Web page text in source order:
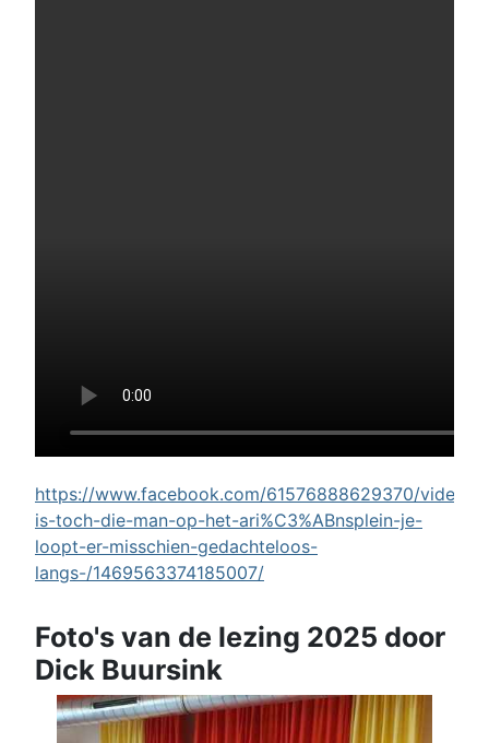
https://www.facebook.com/61576888629370/videos/
is-toch-die-man-op-het-ari%C3%ABnsplein-je-
loopt-er-misschien-gedachteloos-
langs-/1469563374185007/
Foto's van de lezing 2025 door
Dick Buursink